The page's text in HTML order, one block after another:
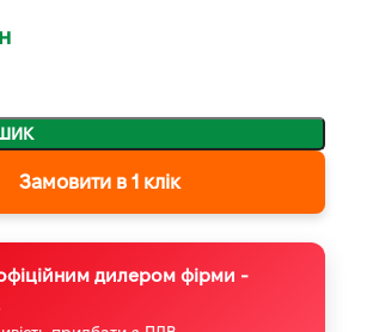
Замовити в 1 клік
дилером фірми -